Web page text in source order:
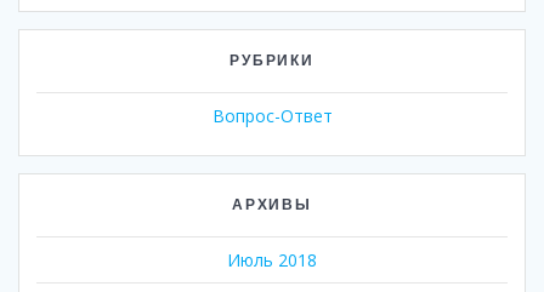
РУБРИКИ
Вопрос-Ответ
АРХИВЫ
Июль 2018